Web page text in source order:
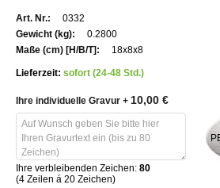
Weitere
Informationen
0332
0.2800
18x8x8
Lieferzeit: sofort (24-48 Std.)
Ihre individuelle Gravur + 10,00 €
Ihre verbleibenden Zeichen: 80
(4 Zeilen á 20 Zeichen)